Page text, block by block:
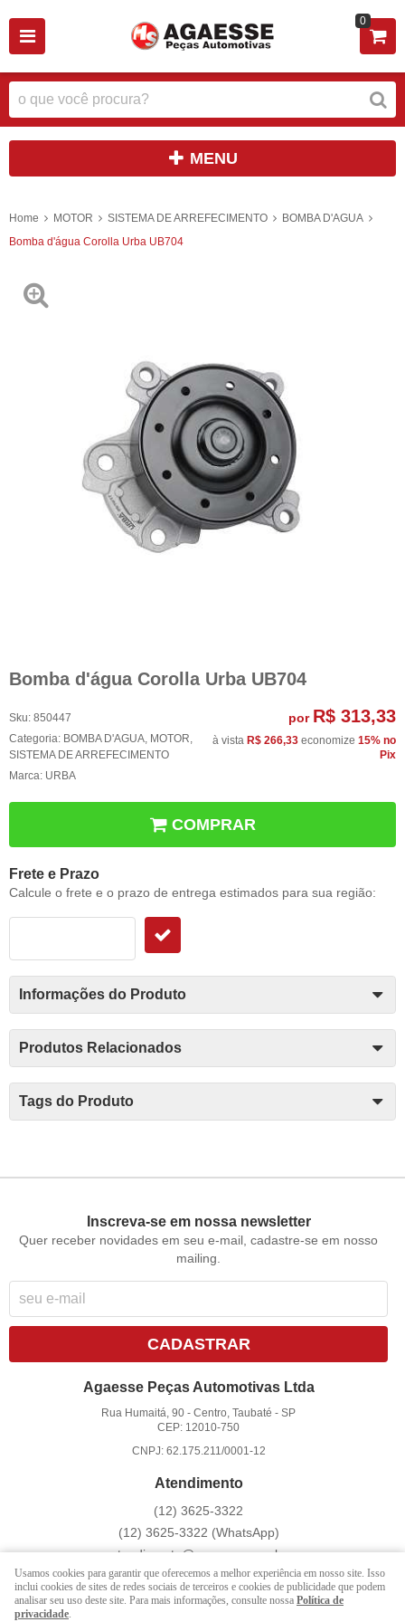
0
MENU
Home MOTOR SISTEMA DE ARREFECIMENTO
BOMBA D'AGUA
Bomba d'água Corolla Urba UB704
Bomba d'água Corolla Urba UB704
Sku: 850447
Categoria: BOMBA D'AGUA, MOTOR,
SISTEMA DE ARREFECIMENTO
Marca: URBA
por R$ 313,33
à vista R$ 266,33 economize 15% no
Pix
COMPRAR
Frete e Prazo
Calcule o frete e o prazo de entrega estimados para sua região:
Informações do Produto
Produtos Relacionados
Tags do Produto
Inscreva-se em nossa newsletter
Quer receber novidades em seu e-mail, cadastre-se em nosso
mailing.
CADASTRAR
Agaesse Peças Automotivas Ltda
Rua Humaitá, 90 -Centro, Taubaté -SP
CEP: 12010-750
CNPJ: 62.175.211/0001-12
Atendimento
(12) 3625-3322
(12) 3625-3322 (WhatsApp)
atendimento@agaesse.com.br
LOJA VIRTUAL CRIADA POR
Usamos cookies para garantir que oferecemos a melhor experiência em nosso site. Isso
inclui cookies de sites de redes sociais de terceiros e cookies de publicidade que podem
analisar seu uso deste site. Para mais informações, consulte nossa Política de
privacidade.